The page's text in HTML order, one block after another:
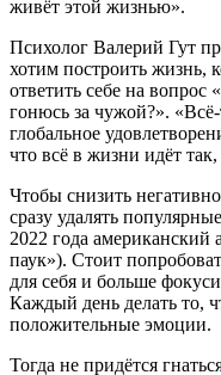
живёт этой жизнью».
Психолог Валерий Гут
хотим построить жизнь,
ответить себе на
гонюсь за чужой?».
глобальное
что всё в жизни идёт
Чтобы снизить
сразу удалять
2022 года американский
паук»). Стоит
для себя и больше
Каждый день делать то,
положительные эмоции.
Тогда не придётся